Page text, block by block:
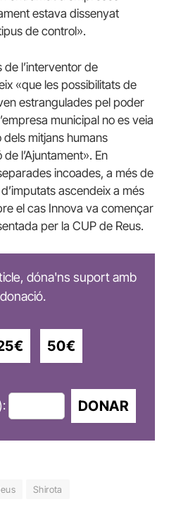
estava dissenyat
de control».
l’interventor de
«que les possibilitats de
estrangulades pel poder
municipal no es veia
mitjans humans
l’Ajuntament». En
incoades, a més de
ascendeix a més
el cas Innova va començar
per la CUP de Reus.
dóna'ns suport amb
50€
DONAR
Shirota